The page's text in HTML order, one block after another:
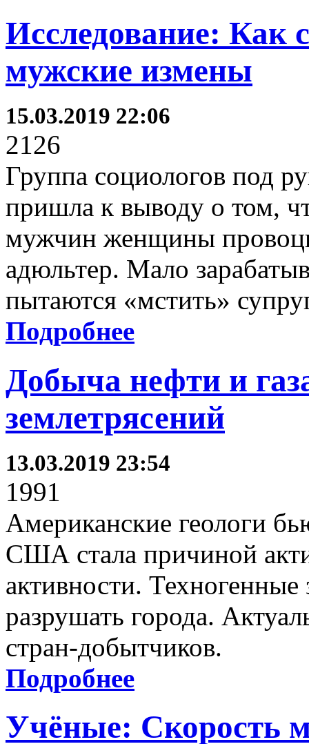
Исследование: Как
мужские измены
15.03.2019 22:06
2126
Группа социологов под
пришла к выводу о том,
мужчин женщины
адюльтер. Мало
пытаются «мстить»
Подробнее
Добыча нефти и
землетрясений
13.03.2019 23:54
1991
Американские геологи
США стала причиной
активности.
разрушать города.
стран-добытчиков.
Подробнее
Учёные: Скорость